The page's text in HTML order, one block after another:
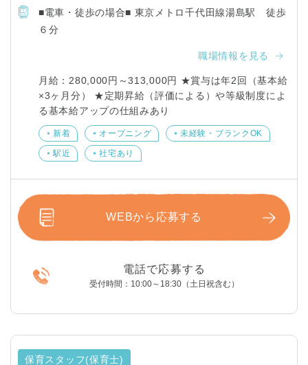
■電車・徒歩の場合■ 東京メトロ千代田線湯島駅 徒歩
６分
職場情報を見る
月給：280,000円～313,000円 ★賞与は年2回（基本給
×3ヶ月分） ★定期昇給（評価による）や等級制度によ
る基本給アップの仕組みあり
新着 オープニング 未経験・ブランクOK
駅近 社宅あり
WEBから応募する
電話で応募する
受付時間：10:00～18:30（土日祝含む）
保育スタッフ(保育士)